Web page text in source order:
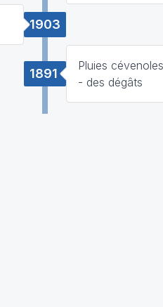
1903
1891
Pluies
- des dégâts